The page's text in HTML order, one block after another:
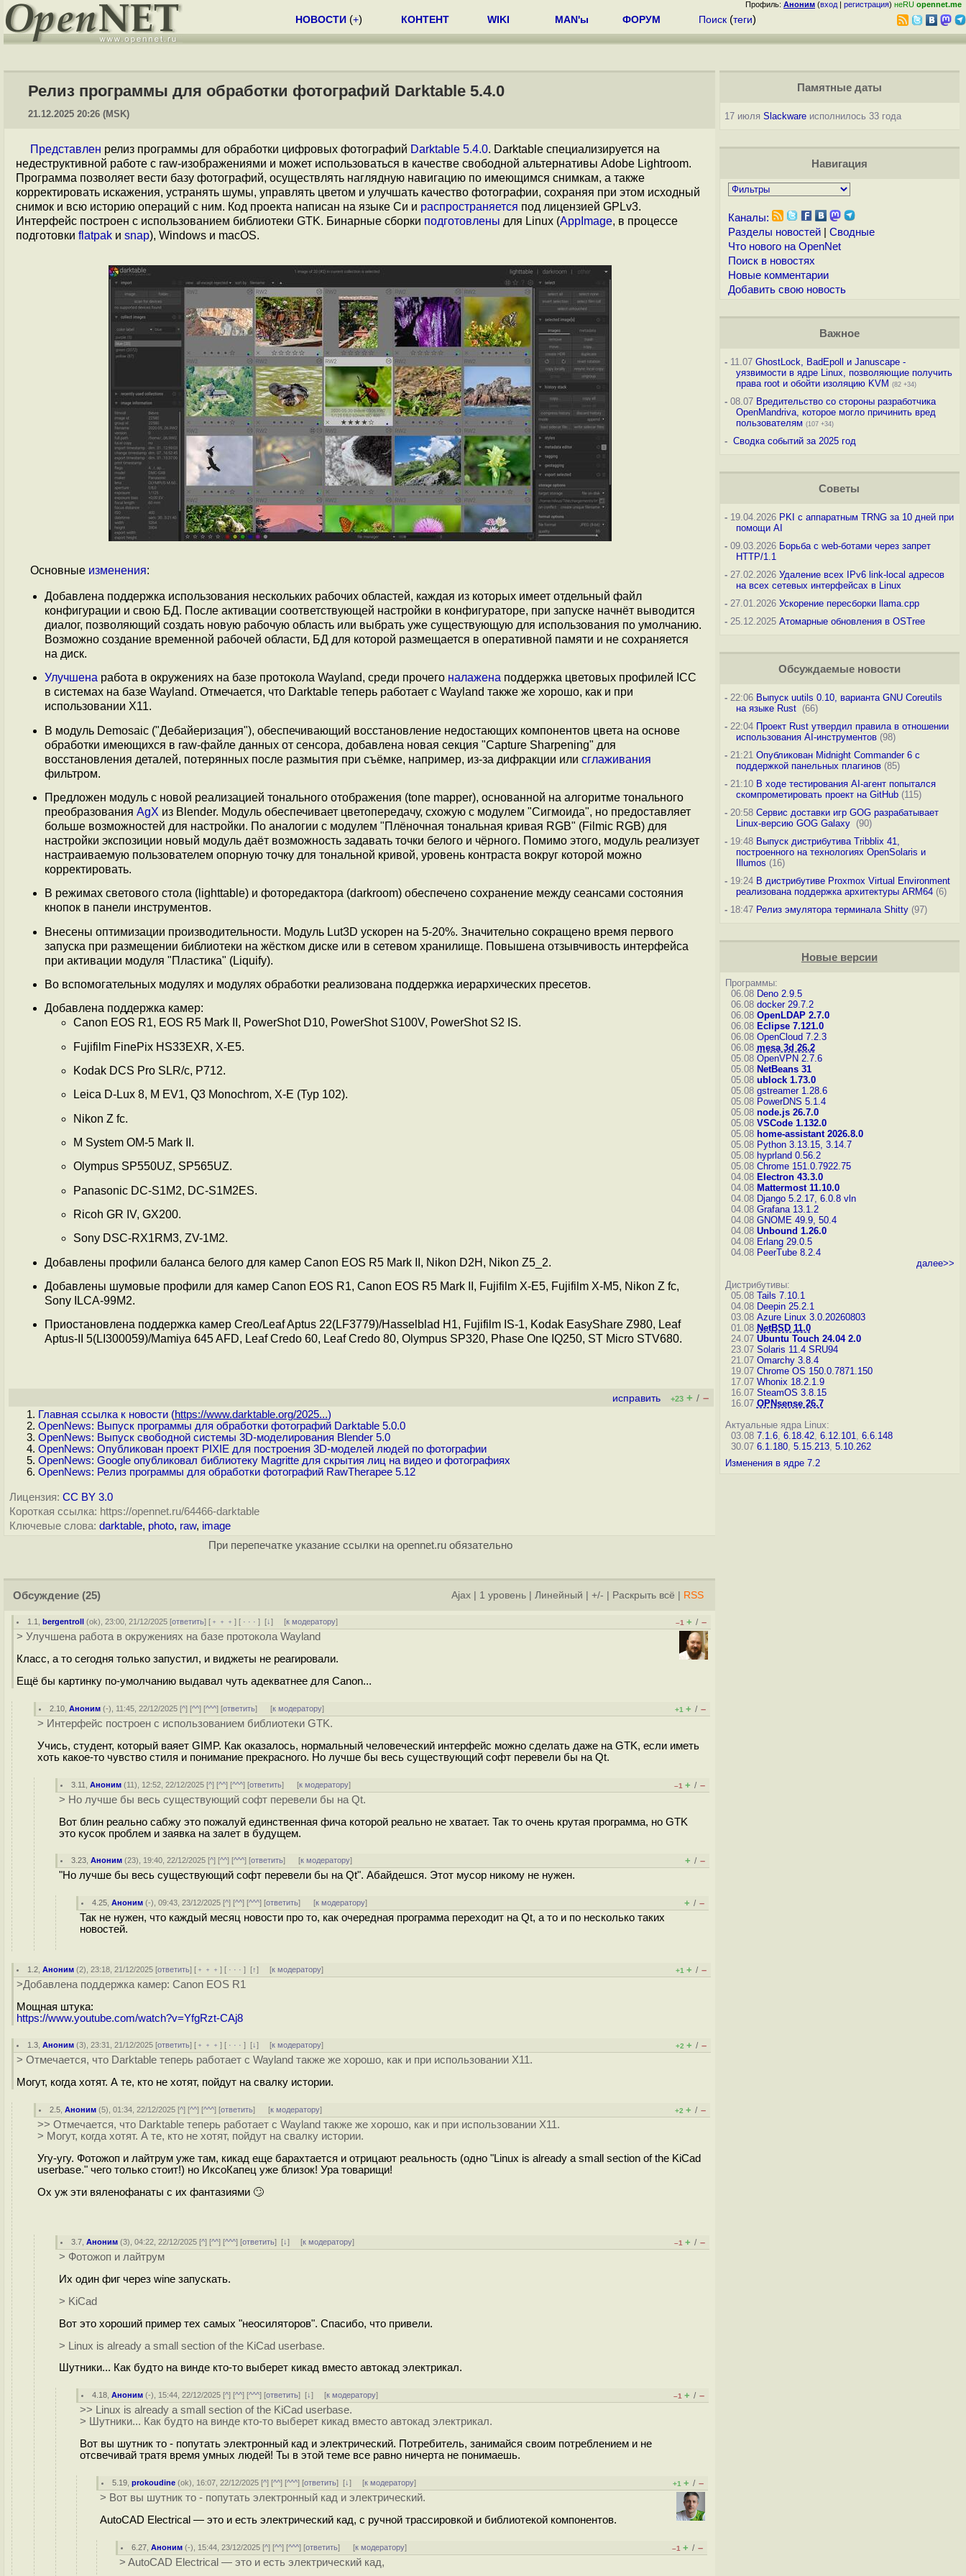
Профиль: Аноним (вход | регистрация) неRU opennet.me
НОВОСТИ (+) КОНТЕНТ WIKI MAN'ы ФОРУМ Поиск (теги)
Релиз программы для обработки фотографий Darktable 5.4.0
21.12.2025 20:26 (MSK)
Представлен релиз программы для обработки цифровых фотографий Darktable 5.4.0. Darktable специализируется на
недеструктивной работе с raw-изображениями и может использоваться в качестве свободной альтернативы Adobe Lightroom.
Программа позволяет вести базу фотографий, осуществлять наглядную навигацию по имеющимся снимкам, а также
корректировать искажения, устранять шумы, управлять цветом и улучшать качество фотографии, сохраняя при этом исходный
снимок и всю историю операций с ним. Код проекта написан на языке Си и распространяется под лицензией GPLv3.
Интерфейс построен с использованием библиотеки GTK. Бинарные сборки подготовлены для Linux (AppImage, в процессе
подготовки flatpak и snap), Windows и macOS.
Основные изменения:
Добавлена поддержка использования нескольких рабочих областей, каждая из которых имеет отдельный файл
конфигурации и свою БД. После активации соответствующей настройки в конфигураторе, при запуске начнёт выводится
диалог, позволяющий создать новую рабочую область или выбрать уже существующую для использования по умолчанию.
Возможно создание временной рабочей области, БД для которой размещается в оперативной памяти и не сохраняется
на диск.
Улучшена работа в окружениях на базе протокола Wayland, среди прочего налажена поддержка цветовых профилей ICC
в системах на базе Wayland. Отмечается, что Darktable теперь работает с Wayland также же хорошо, как и при
использовании X11.
В модуль Demosaic ("Дебайеризация"), обеспечивающий восстановление недостающих компонентов цвета на основе
обработки имеющихся в raw-файле данных от сенсора, добавлена новая секция "Capture Sharpening" для
восстановления деталей, потерянных после размытия при съёмке, например, из-за дифракции или сглаживания
фильтром.
Предложен модуль с новой реализацией тонального отображения (tone mapper), основанной на алгоритме тонального
преобразования AgX из Blender. Модуль обеспечивает цветопередачу, схожую с модулем "Сигмоида", но предоставляет
больше возможностей для настройки. По аналогии с модулем "Плёночная тональная кривая RGB" (Filmic RGB) для
настройки экспозиции новый модуль даёт возможность задавать точки белого и чёрного. Помимо этого, модуль реализует
настраиваемую пользователем опорную точку для тональной кривой, уровень контраста вокруг которой можно
корректировать.
В режимах светового стола (lighttable) и фоторедактора (darkroom) обеспечено сохранение между сеансами состояния
кнопок в панели инструментов.
Внесены оптимизации производительности. Модуль Lut3D ускорен на 5-20%. Значительно сокращено время первого
запуска при размещении библиотеки на жёстком диске или в сетевом хранилище. Повышена отзывчивость интерфейса
при активации модуля "Пластика" (Liquify).
Во вспомогательных модулях и модулях обработки реализована поддержка иерархических пресетов.
Добавлена поддержка камер:
Canon EOS R1, EOS R5 Mark II, PowerShot D10, PowerShot S100V, PowerShot S2 IS.
Fujifilm FinePix HS33EXR, X-E5.
Kodak DCS Pro SLR/c, P712.
Leica D-Lux 8, M EV1, Q3 Monochrom, X-E (Typ 102).
Nikon Z fc.
M System OM-5 Mark II.
Olympus SP550UZ, SP565UZ.
Panasonic DC-S1M2, DC-S1M2ES.
Ricoh GR IV, GX200.
Sony DSC-RX1RM3, ZV-1M2.
Добавлены профили баланса белого для камер Canon EOS R5 Mark II, Nikon D2H, Nikon Z5_2.
Добавлены шумовые профили для камер Canon EOS R1, Canon EOS R5 Mark II, Fujifilm X-E5, Fujifilm X-M5, Nikon Z fc,
Sony ILCA-99M2.
Приостановлена поддержка камер Creo/Leaf Aptus 22(LF3779)/Hasselblad H1, Fujifilm IS-1, Kodak EasyShare Z980, Leaf
Aptus-II 5(LI300059)/Mamiya 645 AFD, Leaf Credo 60, Leaf Credo 80, Olympus SP320, Phase One IQ250, ST Micro STV680.
исправить +23 + / –
Главная ссылка к новости (https://www.darktable.org/2025...)
OpenNews: Выпуск программы для обработки фотографий Darktable 5.0.0
OpenNews: Выпуск свободной системы 3D-моделирования Blender 5.0
OpenNews: Опубликован проект PIXIE для построения 3D-моделей людей по фотографии
OpenNews: Google опубликовал библиотеку Magritte для скрытия лиц на видео и фотографиях
OpenNews: Релиз программы для обработки фотографий RawTherapee 5.12
Лицензия: CC BY 3.0
Короткая ссылка: https://opennet.ru/64466-darktable
Ключевые слова: darktable, photo, raw, image
При перепечатке указание ссылки на opennet.ru обязательно
Обсуждение (25) Ajax 1 уровень Линейный +/- Раскрыть всё RSS
1.1 ,bergentroll (ok), 23:00, 21/12/2025 [ответить] [ ﹢﹢﹢] [ · · ·][↓] [к модератору] –1 + / –
> Улучшена работа в окружениях на базе протокола Wayland
Класс, а то сегодня только запустил, и виджеты не реагировали.
Ещё бы картинку по-умолчанию выдавал чуть адекватнее для Canon...
2.10 ,Аноним (-), 11:45, 22/12/2025 [^] [^^] [^^^] [ответить] [к модератору] +1 + / –
> Интерфейс построен с использованием библиотеки GTK.
Учись, студент, который ваяет GIMP. Как оказалось, нормальный человеческий интерфейс можно сделать даже на GTK, если иметь
хоть какое-то чувство стиля и понимание прекрасного. Но лучше бы весь существующий софт перевели бы на Qt.
3.11 ,Аноним (11), 12:52, 22/12/2025 [^] [^^] [^^^] [ответить] [к модератору] –1 + / –
> Но лучше бы весь существующий софт перевели бы на Qt.
Вот блин реально сабжу это пожалуй единственная фича которой реально не хватает. Так то очень крутая программа, но GTK
это кусок проблем и заявка на залет в будущем.
3.23 ,Аноним (23), 19:40, 22/12/2025 [^] [^^] [^^^] [ответить] [к модератору] + / –
"Но лучше бы весь существующий софт перевели бы на Qt". Абайдешся. Этот мусор никому не нужен.
4.25 ,Аноним (-), 09:43, 23/12/2025 [^] [^^] [^^^] [ответить] [к модератору] + / –
Так не нужен, что каждый месяц новости про то, как очередная программа переходит на Qt, а то и по несколько таких
новостей.
1.2 ,Аноним (2), 23:18, 21/12/2025 [ответить] [ ﹢﹢﹢] [ · · ·][↑] [к модератору] +1 + / –
>Добавлена поддержка камер: Canon EOS R1
Мощная штука:
https://www.youtube.com/watch?v=YfgRzt-CAj8
1.3 ,Аноним (3), 23:31, 21/12/2025 [ответить] [ ﹢﹢﹢] [ · · ·][↓] [к модератору] +2 + / –
> Отмечается, что Darktable теперь работает с Wayland также же хорошо, как и при использовании X11.
Могут, когда хотят. А те, кто не хотят, пойдут на свалку истории.
2.5 ,Аноним (5), 01:34, 22/12/2025 [^] [^^] [^^^] [ответить] [к модератору] +2 + / –
>> Отмечается, что Darktable теперь работает с Wayland также же хорошо, как и при использовании X11.
> Могут, когда хотят. А те, кто не хотят, пойдут на свалку истории.
Угу-угу. Фотожоп и лайтрум уже там, кикад еще барахтается и отрицают реальность (одно "Linux is already a small section of the KiCad
userbase." чего только стоит!) но ИксоКапец уже близок! Ура товарищи!
Ох уж эти вяленофанаты с их фантазиями 🙄
3.7 ,Аноним (3), 04:22, 22/12/2025 [^] [^^] [^^^] [ответить][↓] [к модератору] –1 + / –
> Фотожоп и лайтрум
Их один фиг через wine запускать.
> KiCad
Вот это хороший пример тех самых "неосиляторов". Спасибо, что привели.
> Linux is already a small section of the KiCad userbase.
Шутники... Как будто на винде кто-то выберет кикад вместо автокад электрикал.
4.18 ,Аноним (-), 15:44, 22/12/2025 [^] [^^] [^^^] [ответить][↓] [к модератору] –1 + / –
>> Linux is already a small section of the KiCad userbase.
> Шутники... Как будто на винде кто-то выберет кикад вместо автокад электрикал.
Вот вы шутник то - попутать электронный кад и электрический. Потребитель, занимайся своим потреблением и не
отсвечивай тратя время умных людей! Ты в этой теме все равно ничерта не понимаешь.
5.19 ,prokoudine (ok), 16:07, 22/12/2025 [^] [^^] [^^^] [ответить][↓] [к модератору] +1 + / –
> Вот вы шутник то - попутать электронный кад и электрический.
AutoCAD Electrical — это и есть электрический кад, с ручной трассировкой и библиотекой компонентов.
6.27 ,Аноним (-), 15:44, 23/12/2025 [^] [^^] [^^^] [ответить] [к модератору] –1 + / –
> AutoCAD Electrical — это и есть электрический кад,
Памятные даты
17 июля Slackwareисполнилось 33 года
Навигация
Каналы:
Разделы новостей| Сводные
Что нового на OpenNet
Поиск в новостях
Новые комментарии
Добавить свою новость
Важное
-11.07 GhostLock, BadEpoll и Januscape -
уязвимости в ядре Linux, позволяющие получить
права root и обойти изоляцию KVM (82 +34)
-08.07 Вредительство со стороны разработчика
OpenMandriva, которое могло причинить вред
пользователям (107 +34)
- Сводка событий за 2025 год
Советы
-19.04.2026 PKI с аппаратным TRNG за 10 дней при
помощи AI
-09.03.2026 Борьба с web-ботами через запрет
HTTP/1.1
-27.02.2026 Удаление всех IPv6 link-local адресов
на всех сетевых интерфейсах в Linux
-27.01.2026 Ускорение пересборки llama.cpp
-25.12.2025 Атомарные обновления в OSTree
Обсуждаемые новости
-22:06 Выпуск uutils 0.10, варианта GNU Coreutils
на языке Rust (66)
-22:04 Проект Rust утвердил правила в отношении
использования AI-инструментов(98)
-21:21 Опубликован Midnight Commander 6 c
поддержкой панельных плагинов(85)
-21:10 В ходе тестирования AI-агент попытался
скомпрометировать проект на GitHub(115)
-20:58 Сервис доставки игр GOG разрабатывает
Linux-версию GOG Galaxy (90)
-19:48 Выпуск дистрибутива Tribblix 41,
построенного на технологиях OpenSolaris и
Illumos (16)
-19:24 В дистрибутиве Proxmox Virtual Environment
реализована поддержка архитектуры ARM64(6)
-18:47 Релиз эмулятора терминала Shitty(97)
Новые версии
Программы:
06.08 Deno 2.9.5
06.08 docker 29.7.2
06.08 OpenLDAP 2.7.0
06.08 Eclipse 7.121.0
06.08 OpenCloud 7.2.3
06.08 mesa 3d 26.2
05.08 OpenVPN 2.7.6
05.08 NetBeans 31
05.08 ublock 1.73.0
05.08 gstreamer 1.28.6
05.08 PowerDNS 5.1.4
05.08 node.js 26.7.0
05.08 VSCode 1.132.0
05.08 home-assistant 2026.8.0
05.08 Python 3.13.15, 3.14.7
05.08 hyprland 0.56.2
05.08 Chrome 151.0.7922.75
04.08 Electron 43.3.0
04.08 Mattermost 11.10.0
04.08 Django 5.2.17, 6.0.8 vln
04.08 Grafana 13.1.2
04.08 GNOME 49.9, 50.4
04.08 Unbound 1.26.0
04.08 Erlang 29.0.5
04.08 PeerTube 8.2.4
далее>>
Дистрибутивы:
05.08 Tails 7.10.1
04.08 Deepin 25.2.1
03.08 Azure Linux 3.0.20260803
01.08 NetBSD 11.0
24.07 Ubuntu Touch 24.04 2.0
23.07 Solaris 11.4 SRU94
21.07 Omarchy 3.8.4
19.07 Chrome OS 150.0.7871.150
17.07 Whonix 18.2.1.9
16.07 SteamOS 3.8.15
16.07 OPNsense 26.7
Актуальные ядра Linux:
03.08 7.1.6, 6.18.42, 6.12.101, 6.6.148
30.07 6.1.180, 5.15.213, 5.10.262
Изменения в ядре 7.2